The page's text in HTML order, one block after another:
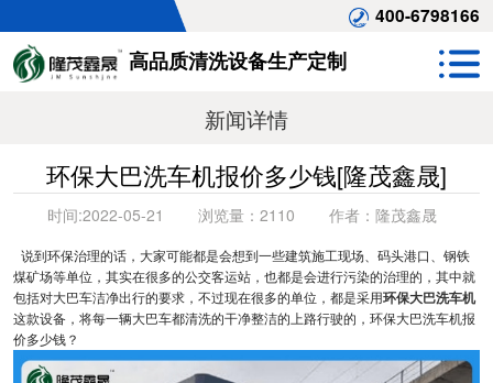
400-6798166
高品质清洗设备生产定制
新闻详情
环保大巴洗车机报价多少钱[隆茂鑫晟]
时间:2022-05-21 浏览量： 2110 作者： 隆茂鑫晟
说到环保治理的话，大家可能都是会想到一些建筑施工现场、码头港口、钢铁
煤矿场等单位，其实在很多的公交客运站，也都是会进行污染的治理的，其中就
包括对大巴车洁净出行的要求，不过现在很多的单位，都是采用环保大巴洗车机
这款设备，将每一辆大巴车都清洗的干净整洁的上路行驶的，环保大巴洗车机报
价多少钱？